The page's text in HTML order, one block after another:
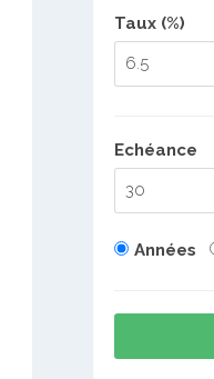
Taux (%)
Echéance
Années